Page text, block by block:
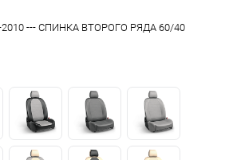
2010 --- СПИНКА ВТОРОГО РЯДА 60/40